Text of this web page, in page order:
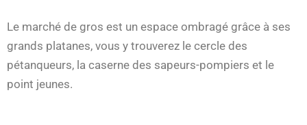
Le marché de gros est un espace ombragé grâce à ses
grands platanes, vous y trouverez le cercle des
pétanqueurs, la caserne des sapeurs-pompiers et le
point jeunes.